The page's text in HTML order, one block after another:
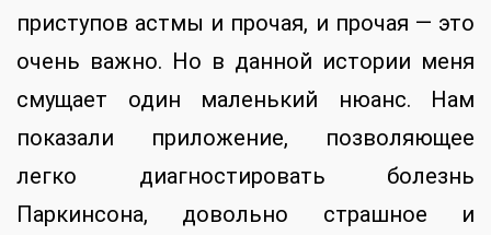
приступов астмы и прочая, и прочая — это
очень важно. Но в данной истории меня
смущает один маленький нюанс. Нам
показали приложение, позволяющее
легко диагностировать болезнь
Паркинсона, довольно страшное и